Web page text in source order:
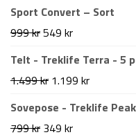
Sport Convert – Sort
999kr Den
oprindelige
999 kr.
549 krDen
aktuelle
pris
549 kr.
Telt - Treklife Terra - 5
1.499kr Den
oprindelige
pris
1.199 krDen
aktuelle
Sovepose - Treklife
799kr Den
349 krDen